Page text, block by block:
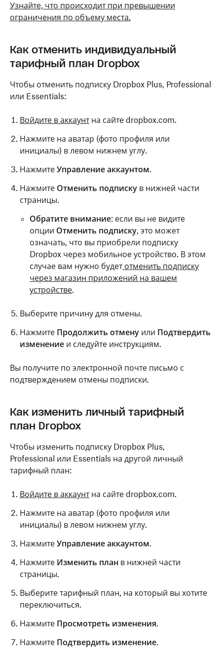
Узнайте, что происходит при превышении
ограничения по объему места.
Как отменить индивидуальный
тарифный план Dropbox
Чтобы отменить подписку Dropbox Plus, Professional
или Essentials:
Войдите в аккаунтна сайте dropbox.com.
Нажмите на аватар (фото профиля или
инициалы) в левом нижнем углу.
Нажмите Управление аккаунтом.
Нажмите Отменить подписку в нижней части
страницы.
Обратите внимание: если вы не видите
опции Отменить подписку, это может
означать, что вы приобрели подписку
Dropbox через мобильное устройство. В этом
случае вам нужно будетотменить подписку
через магазин приложений на вашем
устройстве.
Выберите причину для отмены.
Нажмите Продолжить отмену или Подтвердить
изменение и следуйте инструкциям.
Вы получите по электронной почте письмо с
подтверждением отмены подписки.
Как изменить личный тарифный
план Dropbox
Чтобы изменить подписку Dropbox Plus,
Professional или Essentials на другой личный
тарифный план:
Войдите в аккаунтна сайте dropbox.com.
Нажмите на аватар (фото профиля или
инициалы) в левом нижнем углу.
Нажмите Управление аккаунтом.
Нажмите Изменить план в нижней части
страницы.
Выберите тарифный план, на который вы хотите
переключиться.
Нажмите Просмотреть изменения.
Нажмите Подтвердить изменение.